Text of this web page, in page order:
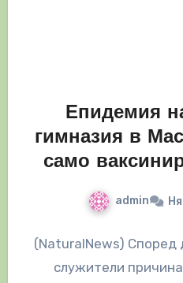
Епидемия
гимназия в
само
admin
(NaturalNews) Според
служители